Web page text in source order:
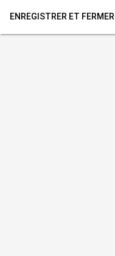
ENREGISTRER ET FERMER